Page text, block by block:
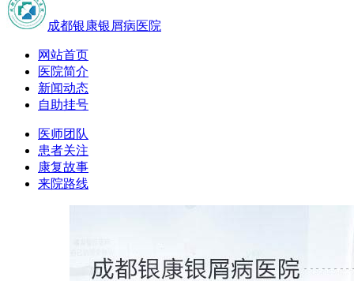
成都银康银屑病医院
网站首页
医院简介
新闻动态
自助挂号
医师团队
患者关注
康复故事
来院路线